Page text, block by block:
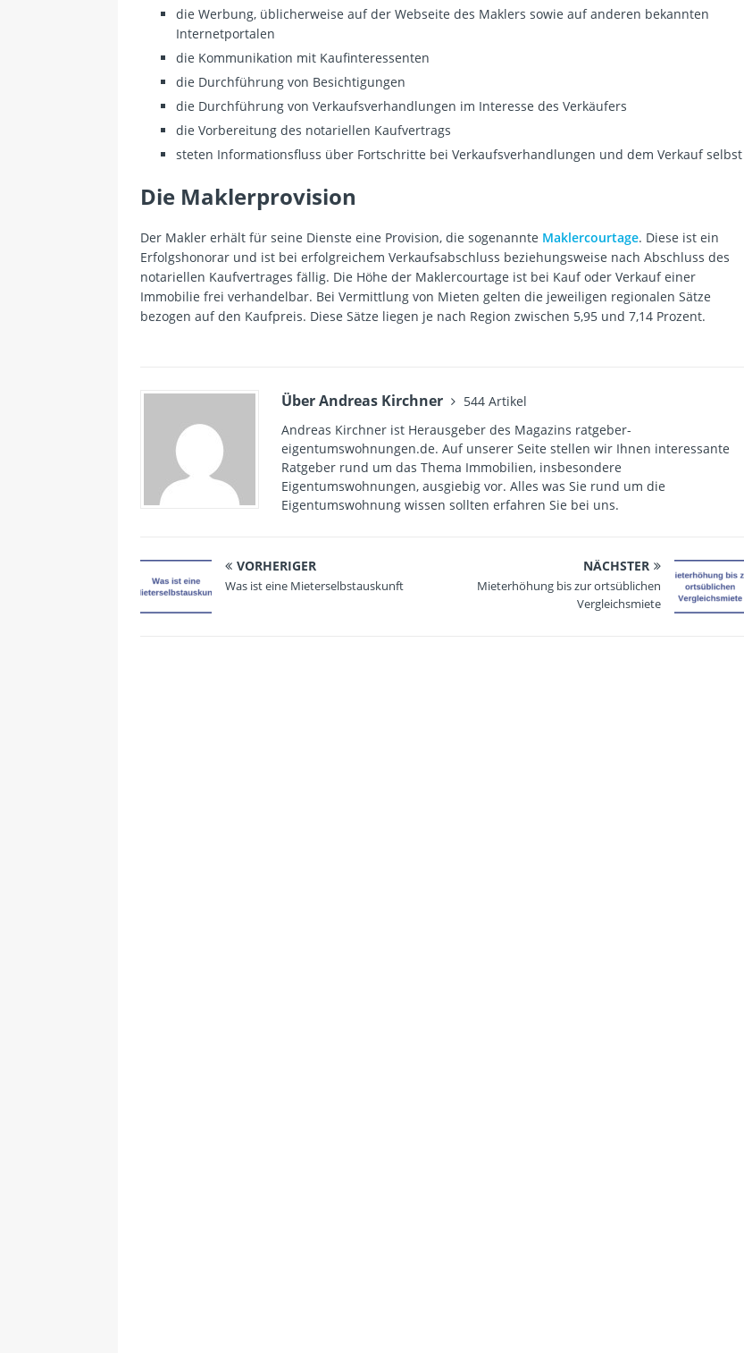
die Werbung, üblicherweise auf der Webseite des Maklers sowie auf anderen bekannten
Internetportalen
die Kommunikation mit Kaufinteressenten
die Durchführung von Besichtigungen
die Durchführung von Verkaufsverhandlungen im Interesse des Verkäufers
die Vorbereitung des notariellen Kaufvertrags
steten Informationsfluss über Fortschritte bei Verkaufsverhandlungen und dem Verkauf selbst
Die Maklerprovision
Der Makler erhält für seine Dienste eine Provision, die sogenannte Maklercourtage. Diese ist ein
Erfolgshonorar und ist bei erfolgreichem Verkaufsabschluss beziehungsweise nach Abschluss des
notariellen Kaufvertrages fällig. Die Höhe der Maklercourtage ist bei Kauf oder Verkauf einer
Immobilie frei verhandelbar. Bei Vermittlung von Mieten gelten die jeweiligen regionalen Sätze
bezogen auf den Kaufpreis. Diese Sätze liegen je nach Region zwischen 5,95 und 7,14 Prozent.
Über Andreas Kirchner
544 Artikel
Andreas Kirchner ist Herausgeber des Magazins ratgeber-
eigentumswohnungen.de. Auf unserer Seite stellen wir Ihnen interessante
Ratgeber rund um das Thema Immobilien, insbesondere
Eigentumswohnungen, ausgiebig vor. Alles was Sie rund um die
Eigentumswohnung wissen sollten erfahren Sie bei uns.
VORHERIGER
Was ist eine Mieterselbstauskunft
NÄCHSTER
Mieterhöhung bis zur ortsüblichen
Vergleichsmiete